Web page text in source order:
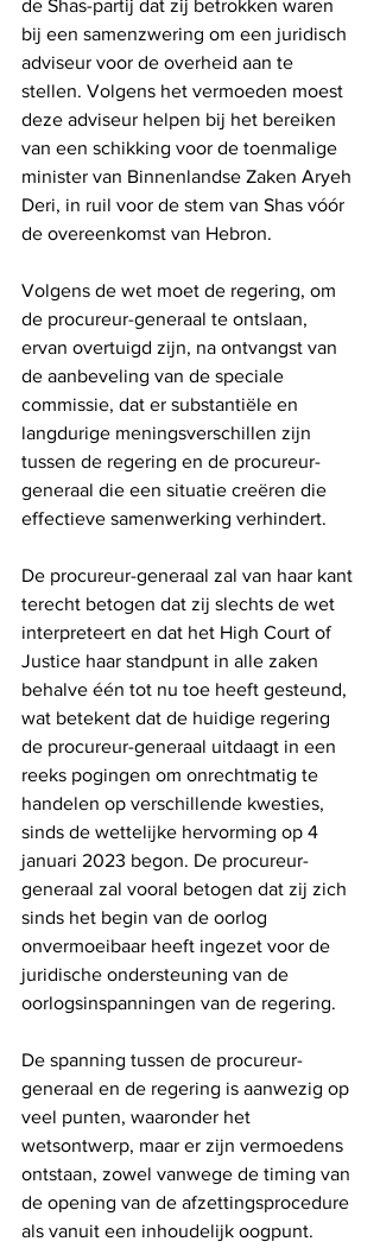
de Shas-partij dat zij betrokken waren
bij een samenzwering om een ​​juridisch
adviseur voor de overheid aan te
stellen. Volgens het vermoeden moest
deze adviseur helpen bij het bereiken
van een schikking voor de toenmalige
minister van Binnenlandse Zaken Aryeh
Deri, in ruil voor de stem van Shas vóór
de overeenkomst van Hebron.
Volgens de wet moet de regering, om
de procureur-generaal te ontslaan,
ervan overtuigd zijn, na ontvangst van
de aanbeveling van de speciale
commissie, dat er substantiële en
langdurige meningsverschillen zijn
tussen de regering en de procureur-
generaal die een situatie creëren die
effectieve samenwerking verhindert.
De procureur-generaal zal van haar kant
terecht betogen dat zij slechts de wet
interpreteert en dat het High Court of
Justice haar standpunt in alle zaken
behalve één tot nu toe heeft gesteund,
wat betekent dat de huidige regering
de procureur-generaal uitdaagt in een
reeks pogingen om onrechtmatig te
handelen op verschillende kwesties,
sinds de wettelijke hervorming op 4
januari 2023 begon. De procureur-
generaal zal vooral betogen dat zij zich
sinds het begin van de oorlog
onvermoeibaar heeft ingezet voor de
juridische ondersteuning van de
oorlogsinspanningen van de regering.
De spanning tussen de procureur-
generaal en de regering is aanwezig op
veel punten, waaronder het
wetsontwerp, maar er zijn vermoedens
ontstaan, zowel vanwege de timing van
de opening van de afzettingsprocedure
als vanuit een inhoudelijk oogpunt.